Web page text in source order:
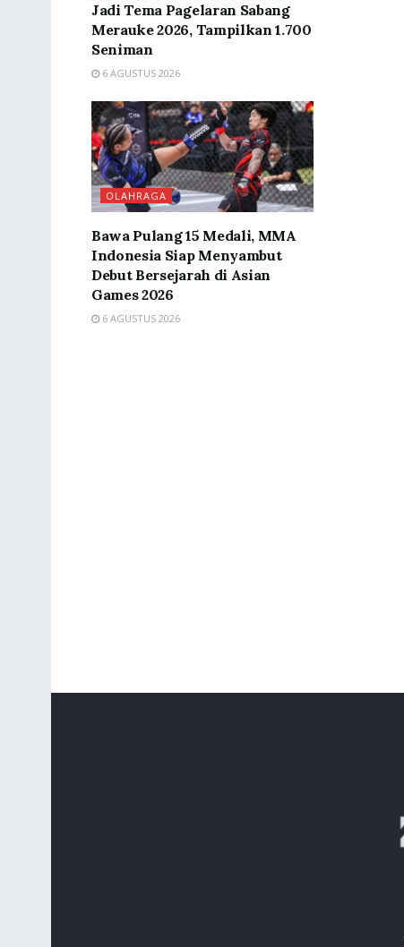
Jadi Tema Pagelaran Sabang
Merauke 2026, Tampilkan 1.700
Seniman
6 AGUSTUS 2026
OLAHRAGA
Bawa Pulang 15 Medali, MMA
Indonesia Siap Menyambut
Debut Bersejarah di Asian
Games 2026
6 AGUSTUS 2026